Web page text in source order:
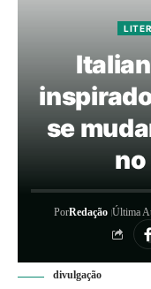
se
PorRedação Última
divulgação